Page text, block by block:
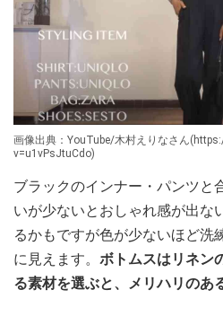
画像出典：YouTube/木村えりなさん
v=u1vPsJtuCdo)
ブラックのインナー・パンツと
いが少ないとおしゃれ感が出な
るかもですが色が少ないほど洗
に見えます。 ボトムスはリネン
る素材を選ぶと、メリハリのあ